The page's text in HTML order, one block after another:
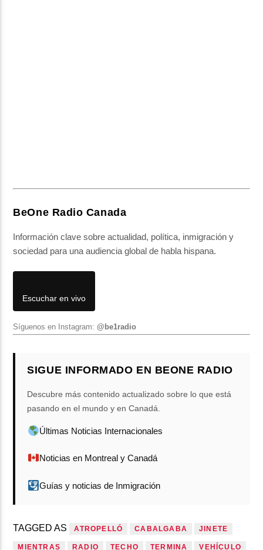
BeOne Radio Canada
Información clave sobre actualidad, política, inmigración y
sociedad para una audiencia global de habla hispana.
Escuchar en vivo
Síguenos en Instagram:@be1radio
SIGUE INFORMADO EN BEONE RADIO
Descubre más contenido actualizado sobre lo que está
pasando en el mundo y en Canadá.
Últimas Noticias Internacionales
Noticias en Montreal y Canadá
Guías y noticias de Inmigración
TAGGED AS ATROPELLÓ CABALGABA JINETE
MIENTRAS RADIO TECHO TERMINA VEHÍCULO